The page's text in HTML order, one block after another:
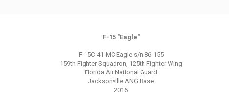
F-15 "Eagle"
F-15C-41-MC Eagle s/n 86-155
159th Fighter Squadron, 125th Fighter Wing
Florida Air National Guard
Jacksonville ANG Base
2016